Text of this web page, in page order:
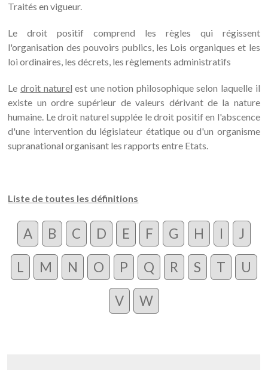
Traités en vigueur.
Le droit positif comprend les règles qui régissent
l'organisation des pouvoirs publics, les Lois organiques et les
loi ordinaires, les décrets, les règlements administratifs
Ledroit naturel est une notion philosophique selon laquelle il
existe un ordre supérieur de valeurs dérivant de la nature
humaine. Le droit naturel supplée le droit positif en l'abscence
d'une intervention du législateur étatique ou d'un organisme
supranational organisant les rapports entre Etats.
Liste de toutes les définitions
A B C D E F G H I J
L M N O P Q R S T U
V W